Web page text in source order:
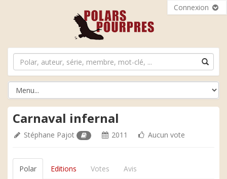
Connexion
Carnaval infernal
Stéphane Pajot 2011 Aucun vote
Polar Editions Votes Avis